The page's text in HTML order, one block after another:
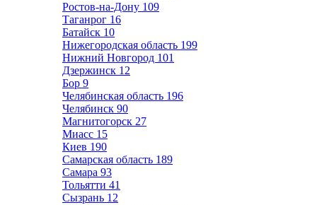
Ростов-на-Дону 109
Таганрог 16
Батайск 10
Нижегородская область 199
Нижний Новгород 101
Дзержинск 12
Бор 9
Челябинская область 196
Челябинск 90
Магнитогорск 27
Миасс 15
Киев 190
Самарская область 189
Самара 93
Тольятти 41
Сызрань 12